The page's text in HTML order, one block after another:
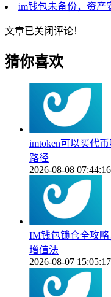
im钱包未备份，资产
文章已关闭评论！
猜你喜欢
imtoken可以买代
路径
2026-08-08 07:44:16
IM钱包锁仓全攻
增值法
2026-08-07 15:05:17